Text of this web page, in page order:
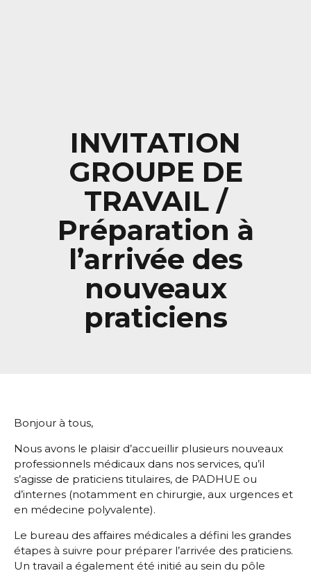
INVITATION
GROUPE DE
TRAVAIL /
Préparation à
l’arrivée des
nouveaux
praticiens
Bonjour à tous,
Nous avons le plaisir d’accueillir plusieurs nouveaux
professionnels médicaux dans nos services, qu’il
s’agisse de praticiens titulaires, de PADHUE ou
d’internes (notamment en chirurgie, aux urgences et
en médecine polyvalente).
Le bureau des affaires médicales a défini les grandes
étapes à suivre pour préparer l’arrivée des praticiens.
Un travail a également été initié au sein du pôle